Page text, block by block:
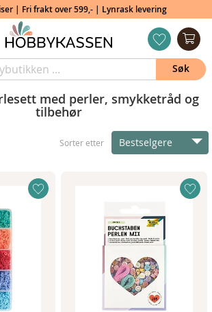
| Fri frakt over 599,- | Lynrask levering
med perler, smykketråd og
tilbehør
Sorter etter Bestselgere
Søk
ønskeliste